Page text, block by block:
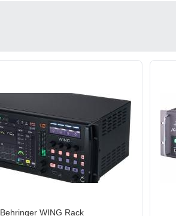
Behringer WING Rack